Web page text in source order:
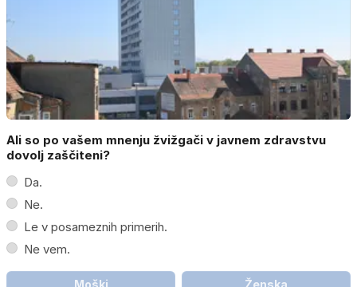
Ali so po vašem mnenju žvižgači v javnem zdravstvu
dovolj zaščiteni?
Da.
Ne.
Le v posameznih primerih.
Ne vem.
Moški Ženska